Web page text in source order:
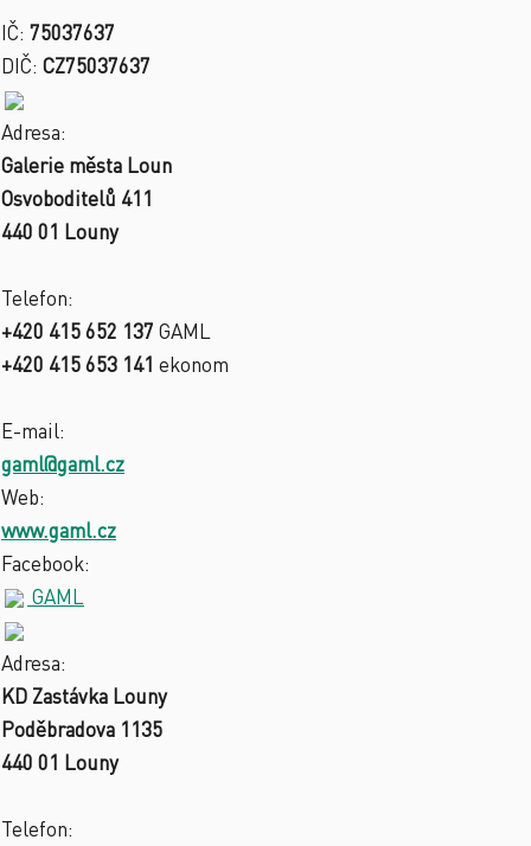
IČ: 75037637
DIČ: CZ75037637
Adresa:
Galerie města Loun
Osvoboditelů 411
440 01 Louny
Telefon:
+420 415 652 137 GAML
+420 415 653 141 ekonom
E-mail:
gaml@gaml.cz
Web:
www.gaml.cz
Facebook:
GAML
Adresa:
KD Zastávka Louny
Poděbradova 1135
440 01 Louny
Telefon: